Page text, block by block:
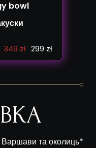
bowl
349 zł 299 zł
Варшави та околиць*